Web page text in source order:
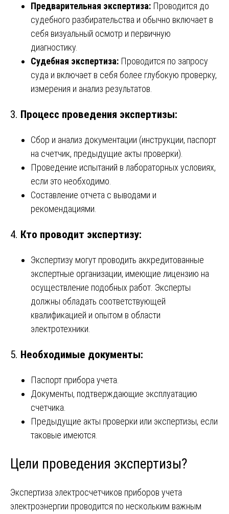
Предварительная экспертиза: Проводится до
судебного разбирательства и обычно включает в
себя визуальный осмотр и первичную
диагностику.
Судебная экспертиза: Проводится по запросу
суда и включает в себя более глубокую проверку,
измерения и анализ результатов.
3. Процесс проведения экспертизы:
Сбор и анализ документации (инструкции, паспорт
на счетчик, предыдущие акты проверки).
Проведение испытаний в лабораторных условиях,
если это необходимо.
Составление отчета с выводами и
рекомендациями.
4. Кто проводит экспертизу:
Экспертизу могут проводить аккредитованные
экспертные организации, имеющие лицензию на
осуществление подобных работ. Эксперты
должны обладать соответствующей
квалификацией и опытом в области
электротехники.
5. Необходимые документы:
Паспорт прибора учета.
Документы, подтверждающие эксплуатацию
счетчика.
Предыдущие акты проверки или экспертизы, если
таковые имеются.
Цели проведения экспертизы?
Экспертиза электросчетчиков приборов учета
электроэнергии проводится по нескольким важным